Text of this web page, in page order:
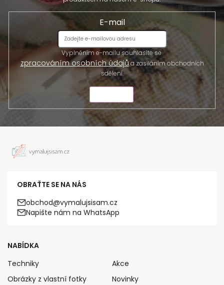
E-mail
Vyplněním e-mailu souhlasíte se
zpracováním osobních údajůa zasíláním obchodních
sdělení.
OBRAŤTE SE NA NÁS
obchod@vymalujsisam.cz
Napište nám na WhatsApp
NABÍDKA
Techniky
Obrázky z vlastní fotky
Akce
Novinky